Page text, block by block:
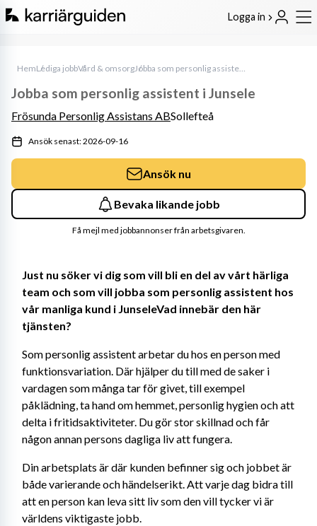
Logga in
HemLediga jobbVård & omsorg Jobba som personlig assistent i Junsele
Just nu söker vi dig som vill bli en del av vårt härliga
team och som vill jobba som personlig assistent hos
vår manliga kund i JunseleVad innebär den här
tjänsten?
Som personlig assistent arbetar du hos en person med
funktionsvariation. Där hjälper du till med de saker i
vardagen som många tar för givet, till exempel
påklädning, ta hand om hemmet, personlig hygien och att
delta i fritidsaktiviteter. Du gör stor skillnad och får
någon annan persons dagliga liv att fungera.
Din arbetsplats är där kunden befinner sig och jobbet är
både varierande och händelserikt. Att varje dag bidra till
att en person kan leva sitt liv som den vill tycker vi är
världens viktigaste jobb.
Jobba som personlig assistent i Junsele
Frösunda Personlig Assistans ABSollefteå
Ansök senast: 2026-09-16
Ansök nu
Bevaka likande jobb
Få mejl med jobbannonser från arbetsgivaren.